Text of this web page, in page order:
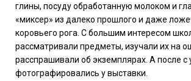
глины, посуду обработанную молоком и
«миксер» из далеко прошлого и даже
коровьего рога. С большим интересом
рассматривали предметы, изучали их на
расспрашивали об экземплярах. А после с
фотографировались у выставки.